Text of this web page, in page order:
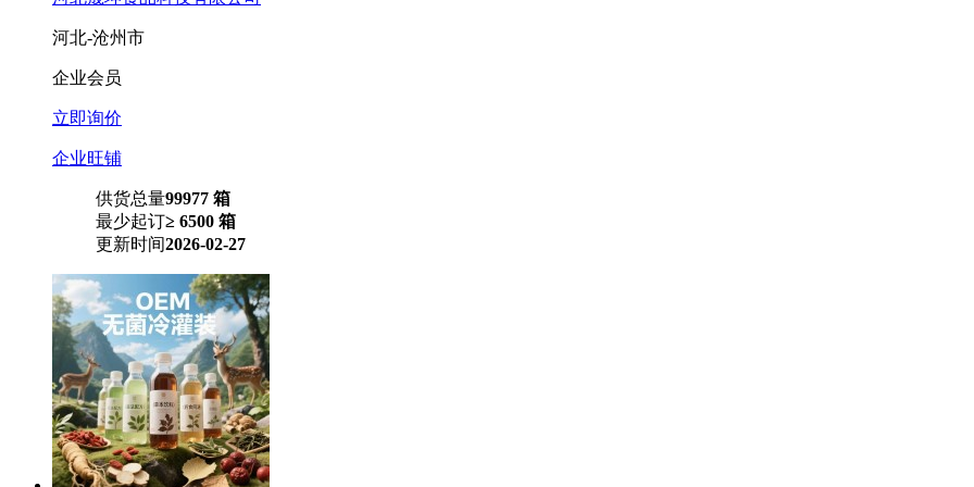
河北-沧州市
企业会员
立即询价
企业旺铺
供货总量99977 箱
最少起订≥ 6500 箱
更新时间2026-02-27